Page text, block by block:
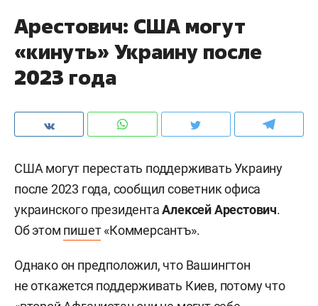
Арестович: США могут
«кинуть» Украину после
2023 года
США могут перестать поддерживать Украину
после 2023 года, сообщил советник офиса
украинского президентаАлексей Арестович.
Об этом пишет«Коммерсантъ».
Однако он предположил, что Вашингтон
не откажется поддерживать Киев, потому что